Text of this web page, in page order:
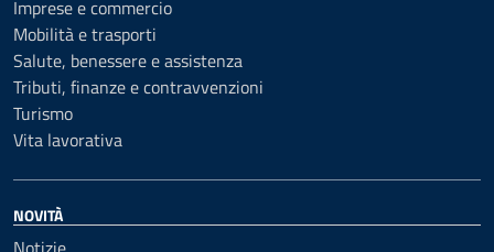
Imprese e commercio
Mobilità e trasporti
Salute, benessere e assistenza
Tributi, finanze e contravvenzioni
Turismo
Vita lavorativa
NOVITÀ